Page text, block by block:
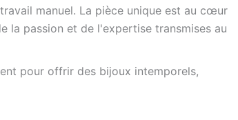
manuel. La pièce unique est au cœur
la passion et de l'expertise transmises au
pour offrir des bijoux intemporels,